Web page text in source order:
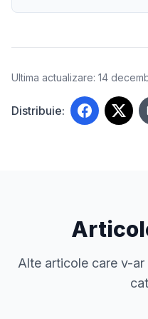
Ultima actualizare: 14
Distribuie:
Alte articole care v-